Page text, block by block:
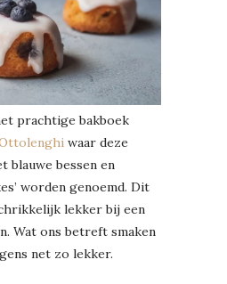
prachtige bakboek
waar deze
blauwe bessen en
worden genoemd. Dit
lekker bij een
Wat ons betreft smaken
net zo lekker.